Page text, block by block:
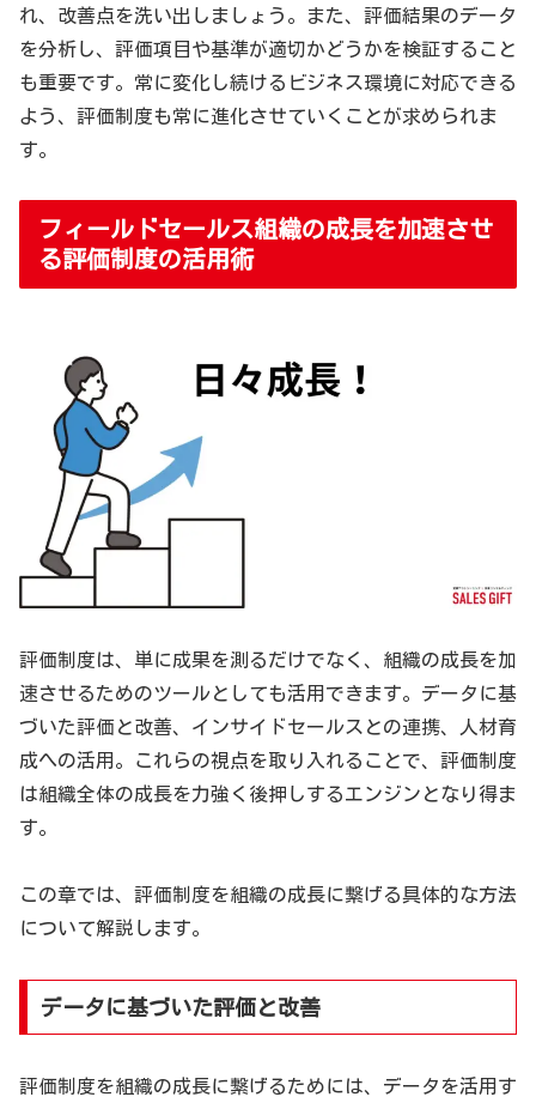
れ、改善点を洗い出しましょう。また、評価結果のデータ
を分析し、評価項目や基準が適切かどうかを検証すること
も重要です。常に変化し続けるビジネス環境に対応できる
よう、評価制度も常に進化させていくことが求められま
す。
フィールドセールス組織の成長を加速させ
る評価制度の活用術
評価制度は、単に成果を測るだけでなく、組織の成長を加
速させるためのツールとしても活用できます。データに基
づいた評価と改善、インサイドセールスとの連携、人材育
成への活用。これらの視点を取り入れることで、評価制度
は組織全体の成長を力強く後押しするエンジンとなり得ま
す。
この章では、評価制度を組織の成長に繋げる具体的な方法
について解説します。
データに基づいた評価と改善
評価制度を組織の成長に繋げるためには、データを活用す